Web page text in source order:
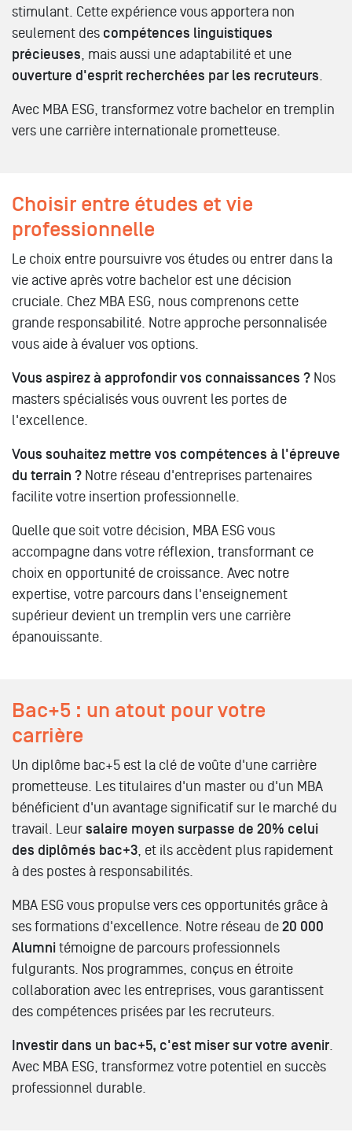
stimulant. Cette expérience vous apportera non
seulement des compétences linguistiques
précieuses, mais aussi une adaptabilité et une
ouverture d'esprit recherchées par les recruteurs.
Avec MBA ESG, transformez votre bachelor en tremplin
vers une carrière internationale prometteuse.
Choisir entre études et vie
professionnelle
Le choix entre poursuivre vos études ou entrer dans la
vie active après votre bachelor est une décision
cruciale. Chez MBA ESG, nous comprenons cette
grande responsabilité. Notre approche personnalisée
vous aide à évaluer vos options.
Vous aspirez à approfondir vos connaissances ? Nos
masters spécialisés vous ouvrent les portes de
l'excellence.
Vous souhaitez mettre vos compétences à l'épreuve
du terrain ? Notre réseau d'entreprises partenaires
facilite votre insertion professionnelle.
Quelle que soit votre décision, MBA ESG vous
accompagne dans votre réflexion, transformant ce
choix en opportunité de croissance. Avec notre
expertise, votre parcours dans l'enseignement
supérieur devient un tremplin vers une carrière
épanouissante.
Bac+5 : un atout pour votre
carrière
Un diplôme bac+5 est la clé de voûte d'une carrière
prometteuse. Les titulaires d'un master ou d'un MBA
bénéficient d'un avantage significatif sur le marché du
travail. Leur salaire moyen surpasse de 20% celui
des diplômés bac+3, et ils accèdent plus rapidement
à des postes à responsabilités.
MBA ESG vous propulse vers ces opportunités grâce à
ses formations d'excellence. Notre réseau de 20 000
Alumni témoigne de parcours professionnels
fulgurants. Nos programmes, conçus en étroite
collaboration avec les entreprises, vous garantissent
des compétences prisées par les recruteurs.
Investir dans un bac+5, c'est miser sur votre avenir.
Avec MBA ESG, transformez votre potentiel en succès
professionnel durable.